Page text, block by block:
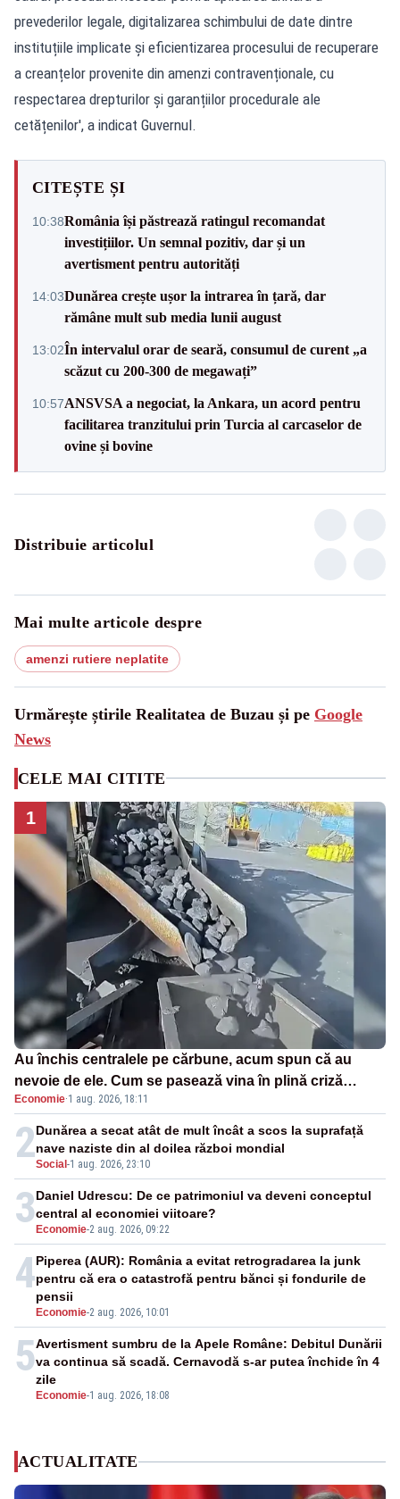
prevederilor legale, digitalizarea schimbului de date dintre
instituțiile implicate și eficientizarea procesului de recuperare
a creanțelor provenite din amenzi contravenționale, cu
respectarea drepturilor și garanțiilor procedurale ale
cetățenilor', a indicat Guvernul.
CITEȘTE ȘI
10:38România își păstrează ratingul recomandat
investițiilor. Un semnal pozitiv, dar și un
avertisment pentru autorități
14:03Dunărea crește ușor la intrarea în țară, dar
rămâne mult sub media lunii august
13:02În intervalul orar de seară, consumul de curent „a
scăzut cu 200-300 de megawați”
10:57ANSVSA a negociat, la Ankara, un acord pentru
facilitarea tranzitului prin Turcia al carcaselor de
ovine și bovine
Distribuie articolul
Mai multe articole despre
amenzi rutiere neplatite
Urmărește știrile Realitatea de Buzau și pe Google
News
CELE MAI CITITE
1
Au închis centralele pe cărbune, acum spun că au
nevoie de ele. Cum se pasează vina în plină criză
energetică
Economie·1 aug. 2026, 18:11
2Social -1 aug. 2026, 23:10
Dunărea a secat atât de mult încât a scos la suprafață
nave naziste din al doilea război mondial
3 Economie-2 aug. 2026, 09:22
Daniel Udrescu: De ce patrimoniul va deveni conceptul
central al economiei viitoare?
4
Economie-2 aug. 2026, 10:01
Piperea (AUR): România a evitat retrogradarea la junk
pentru că era o catastrofă pentru bănci și fondurile de
pensii
5
Economie-1 aug. 2026, 18:08
Avertisment sumbru de la Apele Române: Debitul Dunării
va continua să scadă. Cernavodă s-ar putea închide în 4
zile
ACTUALITATE